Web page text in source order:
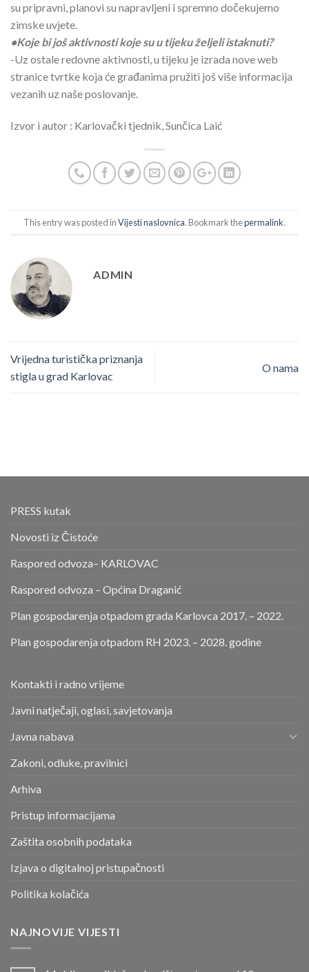
su pripravni, planovi su napravljeni i spremno dočekujemo
zimske uvjete.
•Koje bi još aktivnosti koje su u tijeku željeli istaknuti?
-Uz ostale redovne aktivnosti, u tijeku je izrada nove web
stranice tvrtke koja će građanima pružiti još više informacija
vezanih uz naše poslovanje.
Izvor i autor : Karlovački tjednik, Sunčica Laić
This entry was posted inVijesti naslovnica. Bookmark thepermalink.
ADMIN
Vrijedna turistička priznanja
stigla u grad Karlovac
O nama
PRESS kutak
Novosti iz Čistoće
Raspored odvoza– KARLOVAC
Raspored odvoza – Općina Draganić
Plan gospodarenja otpadom grada Karlovca 2017. – 2022.
Plan gospodarenja otpadom RH 2023. – 2028. godine
Kontakti i radno vrijeme
Javni natječaji, oglasi, savjetovanja
Javna nabava
Zakoni, odluke, pravilnici
Arhiva
Pristup informacijama
Zaštita osobnih podataka
Izjava o digitalnoj pristupačnosti
Politika kolačića
NAJNOVIJE VIJESTI